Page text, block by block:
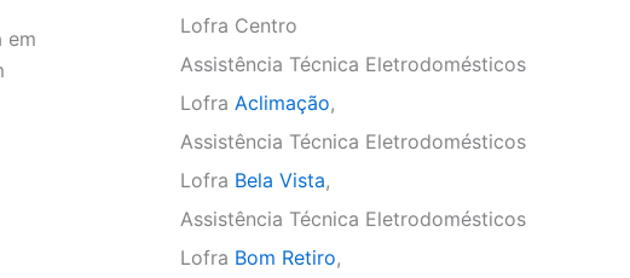
em
Lofra Centro
Assistência Técnica Eletrodomésticos
Lofra Aclimação,
Assistência Técnica Eletrodomésticos
Lofra Bela Vista,
Assistência Técnica Eletrodomésticos
Lofra Bom Retiro,